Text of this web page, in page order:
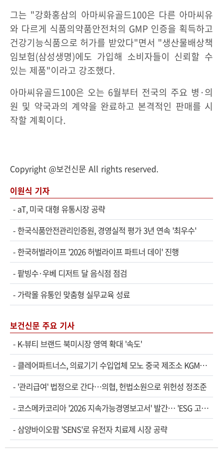
그는 "강화홍삼의 아마씨유골드100은 다른 아마씨유
와 다르게 식품의약품안전처의 GMP 인증을 획득하고
건강기능식품으로 허가를 받았다"면서 "생산물배상책
임보험(삼성생명)에도 가입해 소비자들이 신뢰할 수
있는 제품"이라고 강조했다.
아마씨유골드100은 오는 6월부터 전국의 주요 병·의
원 및 약국과의 계약을 완료하고 본격적인 판매를 시
작할 계획이다.
Copyright @보건신문 All rights reserved.
이원식 기자
- aT, 미국 대형 유통시장 공략
- 한국식품안전관리인증원, 경영실적 평가 3년 연속 '최우수'
- 한국허벌라이프 '2026 허벌라이프 파트너 데이' 진행
- 팥빙수·우베 디저트 달 음식점 점검
- 가락몰 유통인 맞춤형 실무교육 성료
보건신문 주요 기사
- K-뷰티 브랜드 북미시장 영역 확대 '속도'
- 클레어파트너스, 의료기기 수입업체 모노 중국 제조소 KGM…
- '관리급여' 법정으로 간다…의협, 헌법소원으로 위헌성 정조준
- 코스메카코리아 '2026 지속가능경영보고서' 발간… 'ESG 고…
- 삼양바이오팜 'SENS'로 유전자 치료제 시장 공략